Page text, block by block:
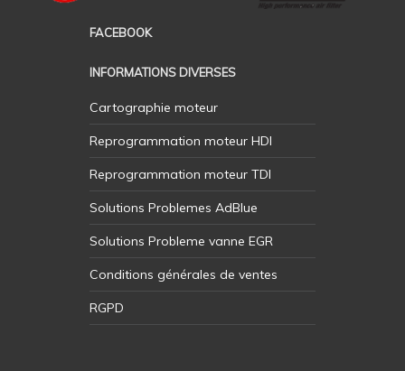
FACEBOOK
INFORMATIONS DIVERSES
Cartographie moteur
Reprogrammation moteur HDI
Reprogrammation moteur TDI
Solutions Problemes AdBlue
Solutions Probleme vanne EGR
Conditions générales de ventes
RGPD